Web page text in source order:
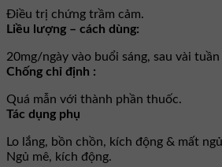
Ðiều trị chứng trầm cảm.
Liều lượng – cách dùng:
20mg/ngày vào buổi sáng, sau vài
Chống chỉ định :
Quá mẫn với thành phần thuốc.
Tác dụng phụ
Lo lắng, bồn chồn, kích động & mất
Ngủ mê, kích động.